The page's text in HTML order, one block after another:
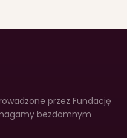
przez Fundację
bezdomnym